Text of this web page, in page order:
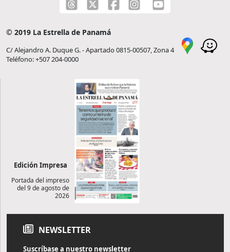
© 2019 La Estrella de Panamá
C/ Alejandro A. Duque G. - Apartado 0815-00507, Zona 4
Teléfono: +507 204-0000
Edición Impresa
Portada del impreso
del 9 de agosto de
2026
NEWSLETTER
Suscríbase a nuestro newsletter